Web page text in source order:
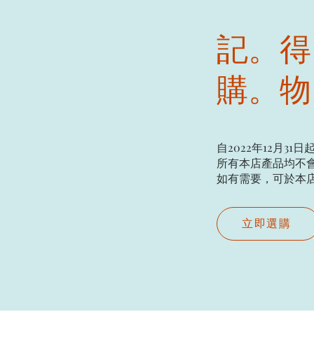
記。
購。
自2022年12月31日
所有本店產品均不
如有需要，可於本
立即選購